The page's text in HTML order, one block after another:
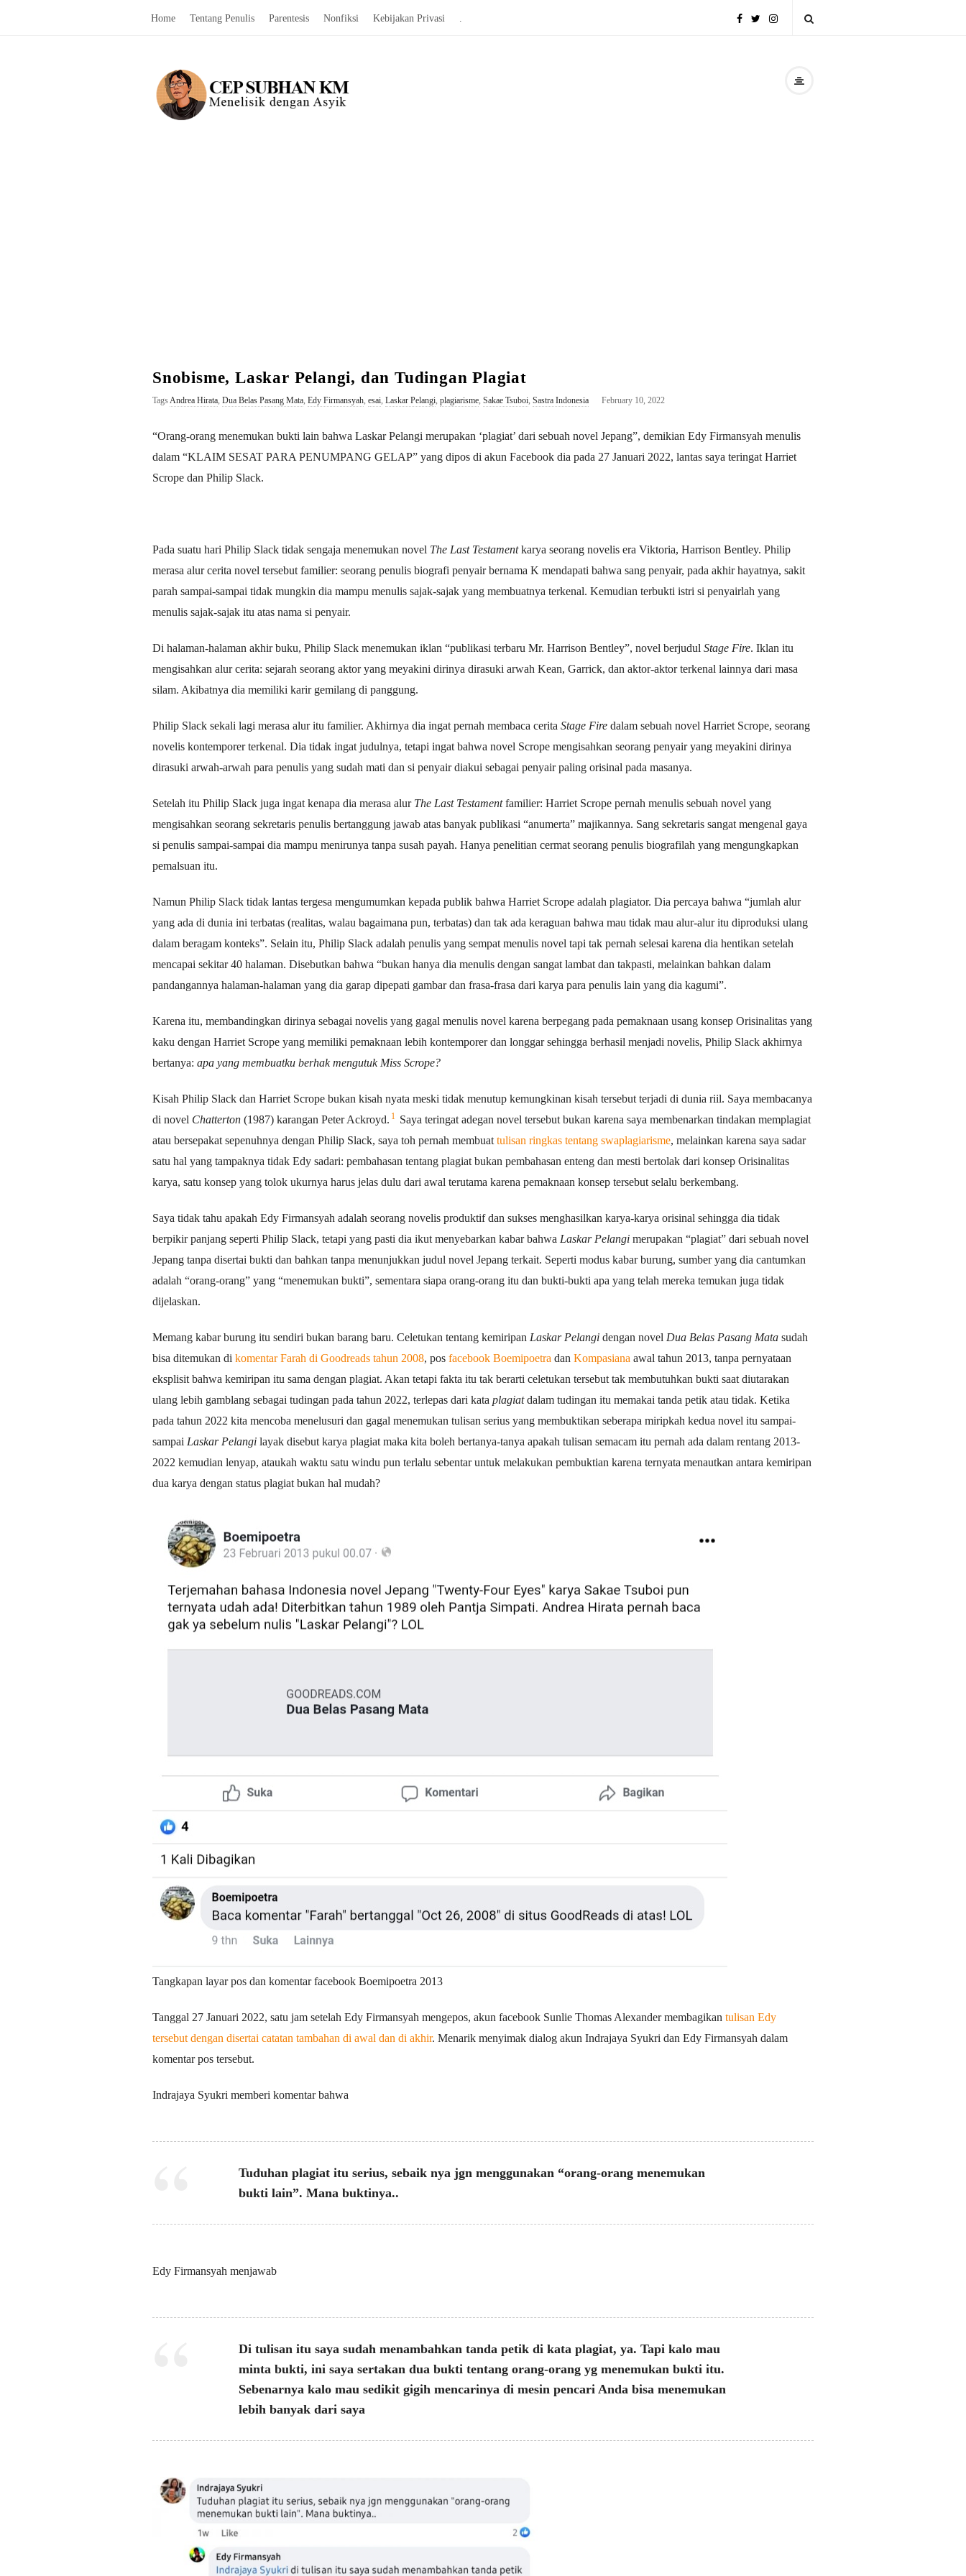
Home Tentang Penulis Parentesis Nonfiksi Kebijakan Privasi .
C
e
n
K
M
Snobisme, Laskar Pelangi, dan Tudingan Plagiat
TagsAndrea Hirata, Dua Belas Pasang Mata, Edy Firmansyah, esai, Laskar Pelangi, plagiarisme, Sakae Tsuboi, Sastra Indonesia February 10, 2022
“Orang-orang menemukan bukti lain bahwa Laskar Pelangi merupakan ‘plagiat’ dari sebuah novel Jepang”, demikian Edy Firmansyah menulis
dalam “KLAIM SESAT PARA PENUMPANG GELAP” yang dipos di akun Facebook dia pada 27 Januari 2022, lantas saya teringat Harriet
Scrope dan Philip Slack.
Pada suatu hari Philip Slack tidak sengaja menemukan novel The Last Testamentkarya seorang novelis era Viktoria, Harrison Bentley. Philip
merasa alur cerita novel tersebut familier: seorang penulis biografi penyair bernama K mendapati bahwa sang penyair, pada akhir hayatnya, sakit
parah sampai-sampai tidak mungkin dia mampu menulis sajak-sajak yang membuatnya terkenal. Kemudian terbukti istri si penyairlah yang
menulis sajak-sajak itu atas nama si penyair.
Di halaman-halaman akhir buku, Philip Slack menemukan iklan “publikasi terbaru Mr. Harrison Bentley”, novel berjudul Stage Fire. Iklan itu
mengisahkan alur cerita: sejarah seorang aktor yang meyakini dirinya dirasuki arwah Kean, Garrick, dan aktor-aktor terkenal lainnya dari masa
silam. Akibatnya dia memiliki karir gemilang di panggung.
Philip Slack sekali lagi merasa alur itu familier. Akhirnya dia ingat pernah membaca cerita Stage Fire dalam sebuah novel Harriet Scrope, seorang
novelis kontemporer terkenal. Dia tidak ingat judulnya, tetapi ingat bahwa novel Scrope mengisahkan seorang penyair yang meyakini dirinya
dirasuki arwah-arwah para penulis yang sudah mati dan si penyair diakui sebagai penyair paling orisinal pada masanya.
Setelah itu Philip Slack juga ingat kenapa dia merasa alur The Last Testamentfamilier: Harriet Scrope pernah menulis sebuah novel yang
mengisahkan seorang sekretaris penulis bertanggung jawab atas banyak publikasi “anumerta” majikannya. Sang sekretaris sangat mengenal gaya
si penulis sampai-sampai dia mampu menirunya tanpa susah payah. Hanya penelitian cermat seorang penulis biografilah yang mengungkapkan
pemalsuan itu.
Namun Philip Slack tidak lantas tergesa mengumumkan kepada publik bahwa Harriet Scrope adalah plagiator. Dia percaya bahwa “jumlah alur
yang ada di dunia ini terbatas (realitas, walau bagaimana pun, terbatas) dan tak ada keraguan bahwa mau tidak mau alur-alur itu diproduksi ulang
dalam beragam konteks”. Selain itu, Philip Slack adalah penulis yang sempat menulis novel tapi tak pernah selesai karena dia hentikan setelah
mencapai sekitar 40 halaman. Disebutkan bahwa “bukan hanya dia menulis dengan sangat lambat dan takpasti, melainkan bahkan dalam
pandangannya halaman-halaman yang dia garap dipepati gambar dan frasa-frasa dari karya para penulis lain yang dia kagumi”.
Karena itu, membandingkan dirinya sebagai novelis yang gagal menulis novel karena berpegang pada pemaknaan usang konsep Orisinalitas yang
kaku dengan Harriet Scrope yang memiliki pemaknaan lebih kontemporer dan longgar sehingga berhasil menjadi novelis, Philip Slack akhirnya
bertanya: apa yang membuatku berhak mengutuk Miss Scrope?
Kisah Philip Slack dan Harriet Scrope bukan kisah nyata meski tidak menutup kemungkinan kisah tersebut terjadi di dunia riil. Saya membacanya
di novel Chatterton (1987) karangan Peter Ackroyd. 1 Saya teringat adegan novel tersebut bukan karena saya membenarkan tindakan memplagiat
atau bersepakat sepenuhnya dengan Philip Slack, saya toh pernah membuat tulisan ringkas tentang swaplagiarisme, melainkan karena saya sadar
satu hal yang tampaknya tidak Edy sadari: pembahasan tentang plagiat bukan pembahasan enteng dan mesti bertolak dari konsep Orisinalitas
karya, satu konsep yang tolok ukurnya harus jelas dulu dari awal terutama karena pemaknaan konsep tersebut selalu berkembang.
Saya tidak tahu apakah Edy Firmansyah adalah seorang novelis produktif dan sukses menghasilkan karya-karya orisinal sehingga dia tidak
berpikir panjang seperti Philip Slack, tetapi yang pasti dia ikut menyebarkan kabar bahwa Laskar Pelangi merupakan “plagiat” dari sebuah novel
Jepang tanpa disertai bukti dan bahkan tanpa menunjukkan judul novel Jepang terkait. Seperti modus kabar burung, sumber yang dia cantumkan
adalah “orang-orang” yang “menemukan bukti”, sementara siapa orang-orang itu dan bukti-bukti apa yang telah mereka temukan juga tidak
dijelaskan.
Memang kabar burung itu sendiri bukan barang baru. Celetukan tentang kemiripan Laskar Pelangi dengan novel Dua Belas Pasang Mata sudah
bisa ditemukan di komentar Farah di Goodreads tahun 2008, pos facebook Boemipoetra dan Kompasiana awal tahun 2013, tanpa pernyataan
eksplisit bahwa kemiripan itu sama dengan plagiat. Akan tetapi fakta itu tak berarti celetukan tersebut tak membutuhkan bukti saat diutarakan
ulang lebih gamblang sebagai tudingan pada tahun 2022, terlepas dari kata plagiatdalam tudingan itu memakai tanda petik atau tidak. Ketika
pada tahun 2022 kita mencoba menelusuri dan gagal menemukan tulisan serius yang membuktikan seberapa miripkah kedua novel itu sampai-
sampai Laskar Pelangi layak disebut karya plagiat maka kita boleh bertanya-tanya apakah tulisan semacam itu pernah ada dalam rentang 2013-
2022 kemudian lenyap, ataukah waktu satu windu pun terlalu sebentar untuk melakukan pembuktian karena ternyata menautkan antara kemiripan
dua karya dengan status plagiat bukan hal mudah?
Tangkapan layar pos dan komentar facebook Boemipoetra 2013
Tanggal 27 Januari 2022, satu jam setelah Edy Firmansyah mengepos, akun facebook Sunlie Thomas Alexander membagikan tulisan Edy
tersebut dengan disertai catatan tambahan di awal dan di akhir. Menarik menyimak dialog akun Indrajaya Syukri dan Edy Firmansyah dalam
komentar pos tersebut.
Indrajaya Syukri memberi komentar bahwa
Tuduhan plagiat itu serius, sebaik nya jgn menggunakan “orang-orang menemukan
bukti lain”. Mana buktinya..
Edy Firmansyah menjawab
Di tulisan itu saya sudah menambahkan tanda petik di kata plagiat, ya. Tapi kalo mau
minta bukti, ini saya sertakan dua bukti tentang orang-orang yg menemukan bukti itu.
Sebenarnya kalo mau sedikit gigih mencarinya di mesin pencari Anda bisa menemukan
lebih banyak dari saya